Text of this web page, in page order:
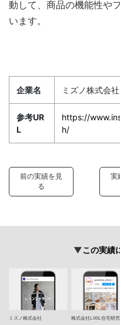
動して、商品の機能性や
います。
企業名 ミズノ株式会社
参考UR
L
https://
h/
前の実績を見
る
実
この実績
ミズノ株式会社 株式会社LIXIL住宅研